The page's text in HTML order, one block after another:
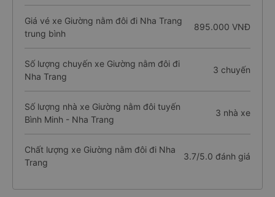
Giá vé xe Giường nằm đôi đi Nha Trang
trung bình
895.000 VNĐ
Số lượng chuyến xe Giường nằm đôi đi
Nha Trang
3 chuyến
Số lượng nhà xe Giường nằm đôi tuyến
Bình Minh - Nha Trang
3 nhà xe
Chất lượng xe Giường nằm đôi đi Nha
Trang
3.7/5.0 đánh giá